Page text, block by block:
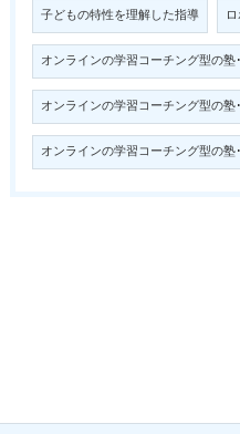
子どもの特性を理解した指導
オンラインの学習コーチング型の
オンラインの学習コーチング型の
オンラインの学習コーチング型の